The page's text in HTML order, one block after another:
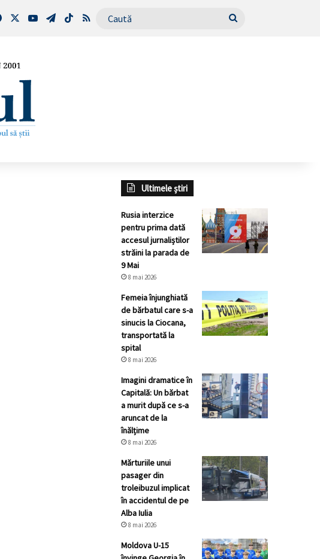
FacebookYouTubeTelegram
TikTokRSS Caută
Ultimele știri
Rusia interzice
pentru prima dată
accesul jurnaliștilor
străini la parada de
9 Mai
8 mai 2026
Femeia înjunghiată
de bărbatul care s-a
sinucis la Ciocana,
transportată la
spital
8 mai 2026
Imagini dramatice în
Capitală: Un bărbat
a murit după ce s-a
aruncat de la
înălțime
8 mai 2026
Mărturiile unui
pasager din
troleibuzul implicat
în accidentul de pe
Alba Iulia
8 mai 2026
Moldova U-15